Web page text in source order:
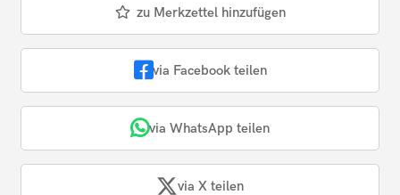
zu Merkzettel hinzufügen
via Facebook teilen
via WhatsApp teilen
via X teilen